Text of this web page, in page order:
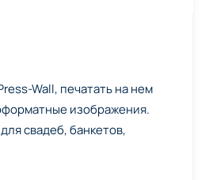
Wall, печатать на нем
изображения.
свадеб, банкетов,